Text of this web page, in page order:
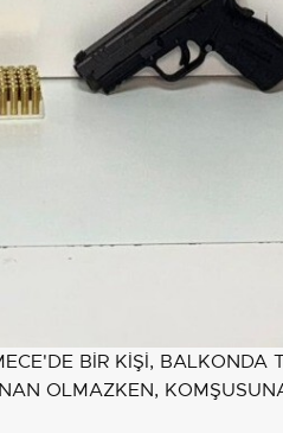
BİR KİŞİ, BALKONDA
OLMAZKEN,